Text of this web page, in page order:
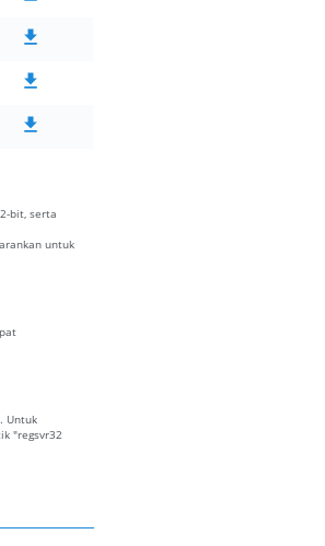
bit, serta
untuk
Untuk
"regsvr32